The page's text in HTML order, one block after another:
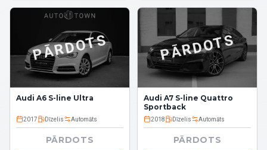
PĀRDOTS
Audi A6 S-line Ultra
2017 Dīzelis Automāts
PĀRDOTS
PĀRDOTS
Audi A7 S-line Quattro
Sportback
2018 Dīzelis Automāts
PĀRDOTS